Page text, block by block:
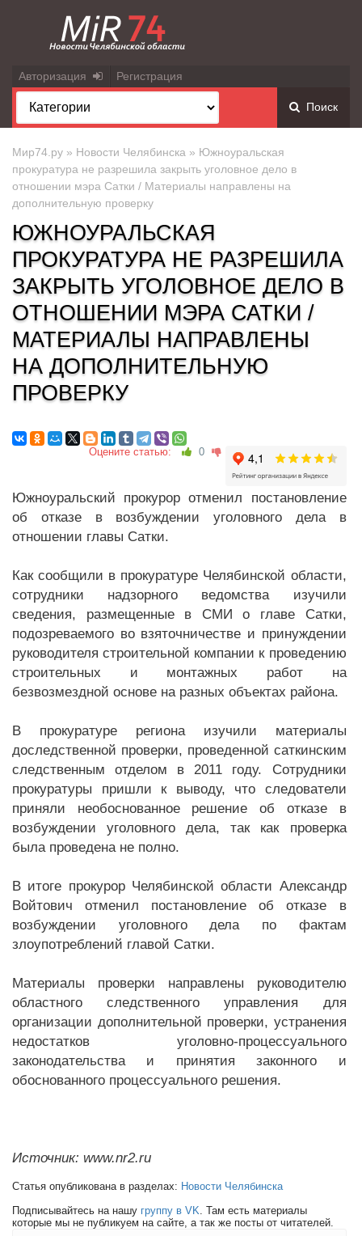
Авторизация Регистрация
Поиск
Мир74.ру » Новости Челябинска » Южноуральская
прокуратура не разрешила закрыть уголовное дело в
отношении мэра Сатки / Материалы направлены на
дополнительную проверку
ЮЖНОУРАЛЬСКАЯ
ПРОКУРАТУРА НЕ РАЗРЕШИЛА
ЗАКРЫТЬ УГОЛОВНОЕ ДЕЛО В
ОТНОШЕНИИ МЭРА САТКИ /
МАТЕРИАЛЫ НАПРАВЛЕНЫ
НА ДОПОЛНИТЕЛЬНУЮ
ПРОВЕРКУ
Оцените статью: 0
Южноуральский прокурор отменил постановление
об отказе в возбуждении уголовного дела в
отношении главы Сатки.
Как сообщили в прокуратуре Челябинской области,
сотрудники надзорного ведомства изучили
сведения, размещенные в СМИ о главе Сатки,
подозреваемого во взяточничестве и принуждении
руководителя строительной компании к проведению
строительных и монтажных работ на
безвозмездной основе на разных объектах района.
В прокуратуре региона изучили материалы
доследственной проверки, проведенной саткинским
следственным отделом в 2011 году. Сотрудники
прокуратуры пришли к выводу, что следователи
приняли необоснованное решение об отказе в
возбуждении уголовного дела, так как проверка
была проведена не полно.
В итоге прокурор Челябинской области Александр
Войтович отменил постановление об отказе в
возбуждении уголовного дела по фактам
злоупотреблений главой Сатки.
Материалы проверки направлены руководителю
областного следственного управления для
организации дополнительной проверки, устранения
недостатков уголовно-процессуального
законодательства и принятия законного и
обоснованного процессуального решения.
Источник: www.nr2.ru
Статья опубликована в разделах: Новости Челябинска
Подписывайтесь на нашу группу в VK. Там есть материалы
которые мы не публикуем на сайте, а так же посты от читателей.